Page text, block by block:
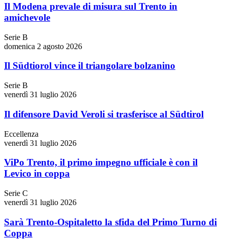
Il Modena prevale di misura sul Trento in
amichevole
Serie B
domenica 2 agosto 2026
Il Südtiorol vince il triangolare bolzanino
Serie B
venerdì 31 luglio 2026
Il difensore David Veroli si trasferisce al Südtirol
Eccellenza
venerdì 31 luglio 2026
ViPo Trento, il primo impegno ufficiale è con il
Levico in coppa
Serie C
venerdì 31 luglio 2026
Sarà Trento-Ospitaletto la sfida del Primo Turno di
Coppa